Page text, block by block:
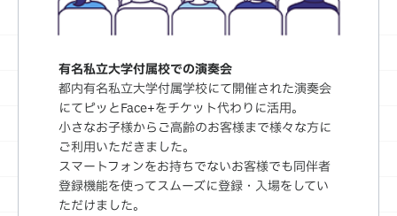
有名私立大学付属校での演奏会
都内有名私立大学付属学校にて開催された演奏会
にてピッとFace+をチケット代わりに活用。
小さなお子様からご高齢のお客様まで様々な方に
ご利用いただきました。
スマートフォンをお持ちでないお客様でも同伴者
登録機能を使ってスムーズに登録・入場をしてい
ただけました。